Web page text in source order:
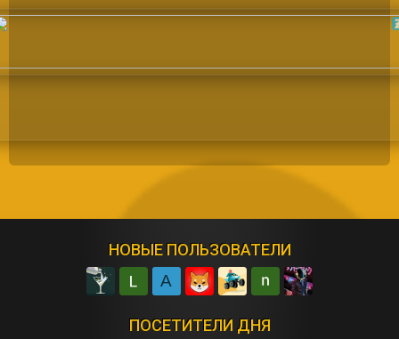
НОВЫЕ ПОЛЬЗОВАТЕЛИ
A
ПОСЕТИТЕЛИ ДНЯ